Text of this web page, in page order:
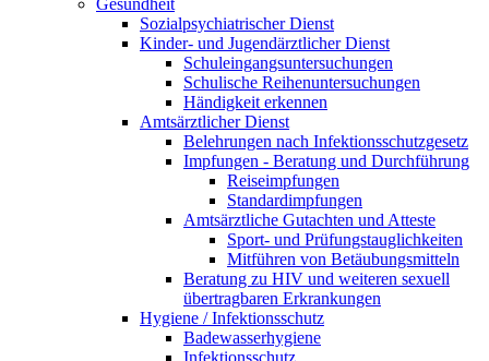
Gesundheit
Sozialpsychiatrischer Dienst
Kinder- und Jugendärztlicher Dienst
Schuleingangsuntersuchungen
Schulische Reihenuntersuchungen
Händigkeit erkennen
Amtsärztlicher Dienst
Belehrungen nach Infektionsschutzgesetz
Impfungen - Beratung und Durchführung
Reiseimpfungen
Standardimpfungen
Amtsärztliche Gutachten und Atteste
Sport- und Prüfungstauglichkeiten
Mitführen von Betäubungsmitteln
Beratung zu HIV und weiteren sexuell
übertragbaren Erkrankungen
Hygiene / Infektionsschutz
Badewasserhygiene
Infektionsschutz